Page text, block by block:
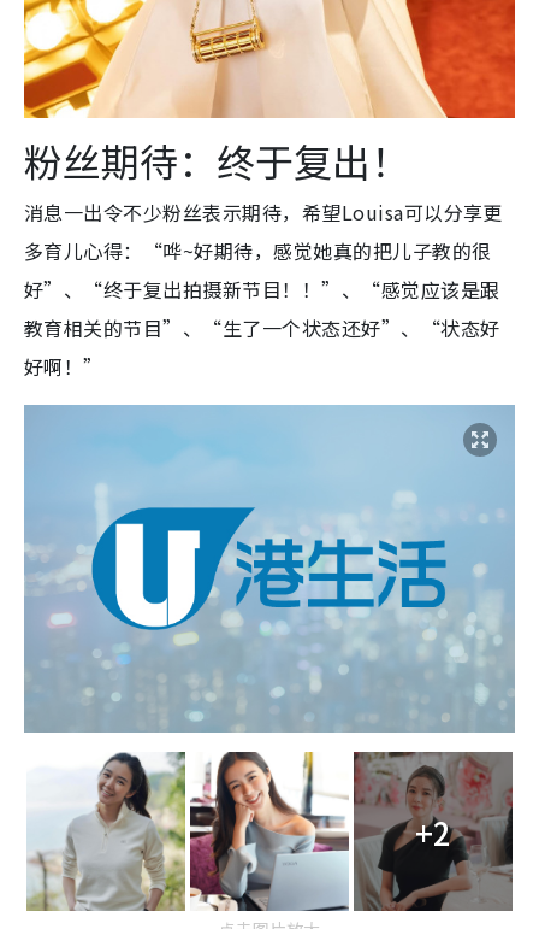
粉丝期待：终于复出！
消息一出令不少粉丝表示期待，希望Louisa可以分享更
多育儿心得：“哗~好期待，感觉她真的把儿子教的很
好”、“终于复出拍摄新节目！！”、“感觉应该是跟
教育相关的节目”、“生了一个状态还好”、“状态好
好啊！”
+2